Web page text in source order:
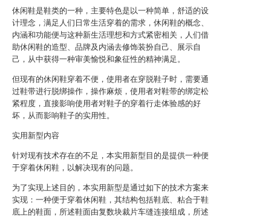
休闲鞋是鞋类的一种，主要特色是以一种简单，舒适的设
计理念，满足人们日常生活穿着的需求，休闲鞋的概念、
内涵和功能便与这种新生活理想和方式紧密相关，人们借
助休闲鞋的造型、品牌及内涵去修饰装扮自己、展示自
己，从中获得一种审美愉悦和象征性的精神满足。
但现有的休闲鞋穿着不便，使用者在穿脱鞋子时，需要通
过鞋带进行脱绑操作，操作麻烦，使用者对鞋带的绑定松
紧程度，直接影响使用者对鞋子的穿着行走体验感的好
坏，从而影响鞋子的实用性。
实用新型内容
针对现有技术存在的不足，本实用新型目的是提供一种便
于穿着休闲鞋，以解决现有的问题。
为了实现上述目的，本实用新型是通过如下的技术方案来
实现：一种便于穿着休闲鞋，其结构包括鞋底、粘合于鞋
底上的鞋面，所述鞋面由复数块裁片车缝连接组成，所述